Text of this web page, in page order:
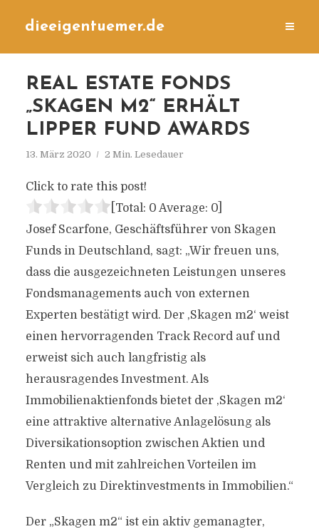
dieeigentuemer.de
REAL ESTATE FONDS
„SKAGEN M2“ ERHÄLT
LIPPER FUND AWARDS
13. März 2020 2 Min. Lesedauer
Click to rate this post!
[Total: 0 Average: 0]
Josef Scarfone, Geschäftsführer von Skagen
Funds in Deutschland, sagt: „Wir freuen uns,
dass die ausgezeichneten Leistungen unseres
Fondsmanagements auch von externen
Experten bestätigt wird. Der ,Skagen m2‘ weist
einen hervorragenden Track Record auf und
erweist sich auch langfristig als
herausragendes Investment. Als
Immobilienaktienfonds bietet der ,Skagen m2‘
eine attraktive alternative Anlagelösung als
Diversikationsoption zwischen Aktien und
Renten und mit zahlreichen Vorteilen im
Vergleich zu Direktinvestments in Immobilien.“
Der „Skagen m2“ ist ein aktiv gemanagter,